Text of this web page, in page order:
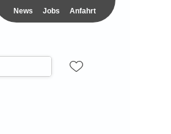
News Jobs Anfahrt